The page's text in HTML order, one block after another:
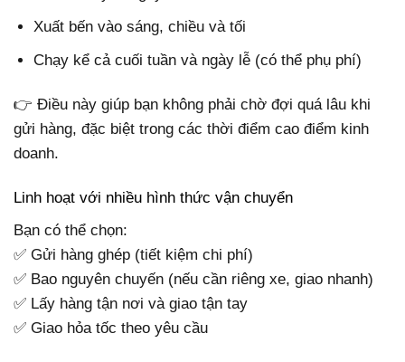
Xuất bến vào sáng, chiều và tối
Chạy kể cả cuối tuần và ngày lễ (có thể phụ phí)
👉 Điều này giúp bạn không phải chờ đợi quá lâu khi
gửi hàng, đặc biệt trong các thời điểm cao điểm kinh
doanh.
Linh hoạt với nhiều hình thức vận chuyển
Bạn có thể chọn:
✅ Gửi hàng ghép (tiết kiệm chi phí)
✅ Bao nguyên chuyến (nếu cần riêng xe, giao nhanh)
✅ Lấy hàng tận nơi và giao tận tay
✅ Giao hỏa tốc theo yêu cầu